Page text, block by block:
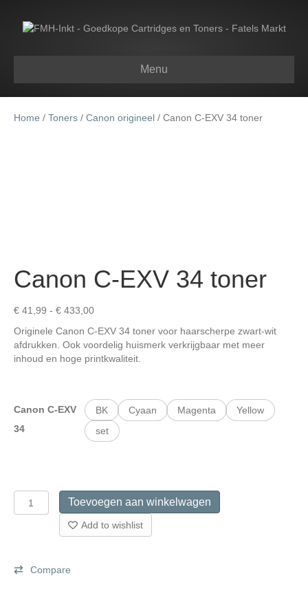
Menu
Home / Toners / Canon origineel / Canon C-EXV 34 toner
Canon C-EXV 34 toner
€ 41,99 - € 433,00Prijsklasse:
tot
€ 433,00
Originele Canon C-EXV 34 toner voor haarscherpe zwart-wit
afdrukken. Ook voordelig huismerk verkrijgbaar met meer
inhoud en hoge printkwaliteit.
Canon C-EXV
34
BK Cyaan Magenta
Yellow
set
Canon
C-
aantal
Toevoegen aan winkelwagen
Add to wishlist
Compare